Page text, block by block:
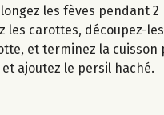
les fèves pendant
les carottes, découpez-
et terminez la
ajoutez le persil haché.